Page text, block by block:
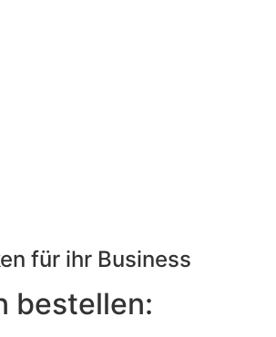
für ihr Business
bestellen: